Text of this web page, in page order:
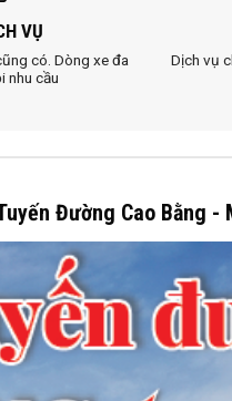
VỤ
có. Dòng xe đa
nhu cầu
Dịch vụ
Đường Cao Bằng -